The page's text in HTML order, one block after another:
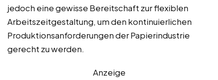
jedoch eine gewisse Bereitschaft zur flexiblen
Arbeitszeitgestaltung, um den kontinuierlichen
Produktionsanforderungen der Papierindustrie
gerecht zu werden.
Anzeige